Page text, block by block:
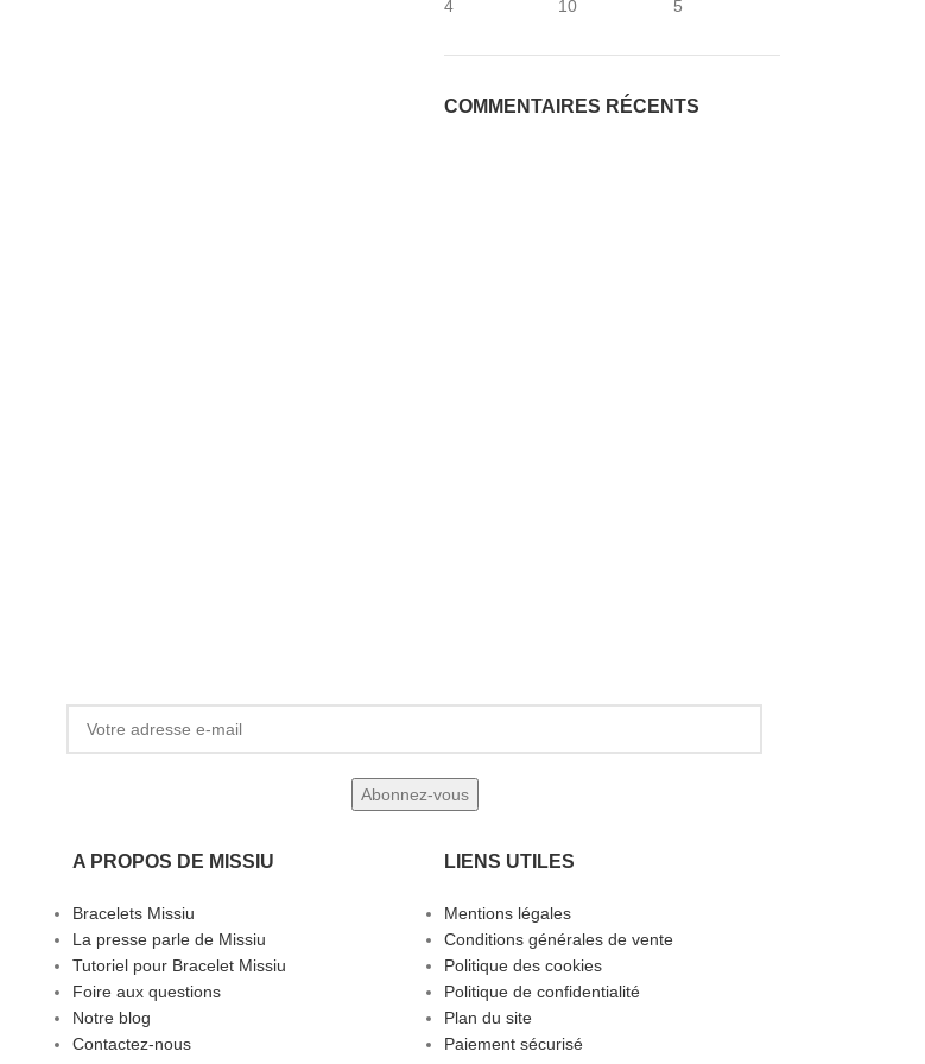
4 10 5
COMMENTAIRES RÉCENTS
A PROPOS DE MISSIU
Bracelets Missiu
La presse parle de Missiu
Tutoriel pour Bracelet Missiu
Foire aux questions
Notre blog
Contactez-nous
LIENS UTILES
Mentions légales
Conditions générales de vente
Politique des cookies
Politique de confidentialité
Plan du site
Paiement sécurisé